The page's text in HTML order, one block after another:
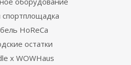
спортплощадка
HoReCa
остатки
x WOWHaus